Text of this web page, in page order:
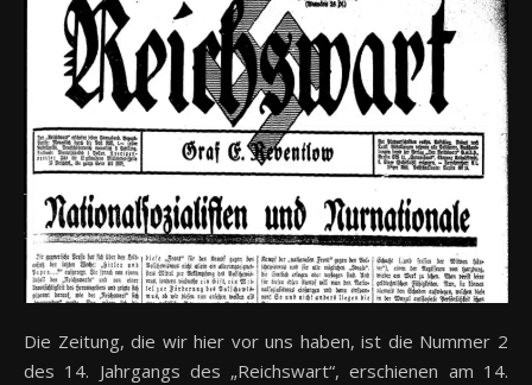
Die Zeitung, die wir hier vor uns haben, ist die Nummer 2
des 14. Jahrgangs des „Reichswart“, erschienen am 14.